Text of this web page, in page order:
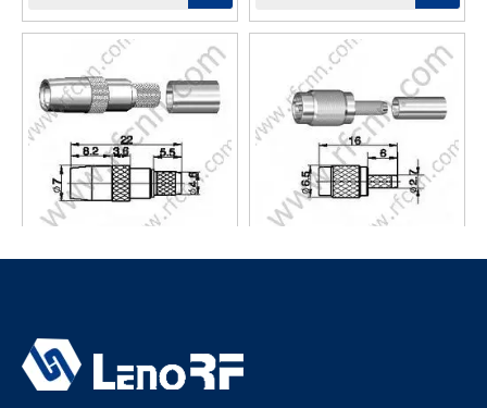
SMB αρσενικό πτύχωση για το
SMB αρσενικό πτύχωση για